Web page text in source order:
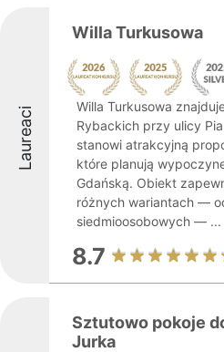
Laureaci
Willa Turkusowa
Willa Turkusowa
Rybackich przy ulicy
stanowi atrakcyjną
które planują
Gdańską. Obiekt
różnych wariantach —
siedmioosobowych — ...
8.7
Sztutowo pokoje
Jurka